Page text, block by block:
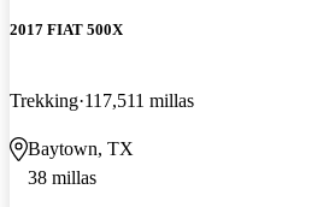
2017 FIAT 500X
Trekking 117,511 millas
Baytown, TX
38 millas